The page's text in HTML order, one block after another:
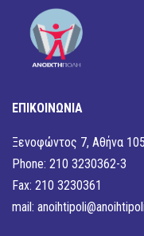
ΕΠΙΚΟΙΝΩΝΙΑ
Ξενοφώντος 7, Αθήνα
Phone: 210 3230362-3
Fax: 210 3230361
mail: